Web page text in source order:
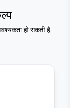
हो सकती है,